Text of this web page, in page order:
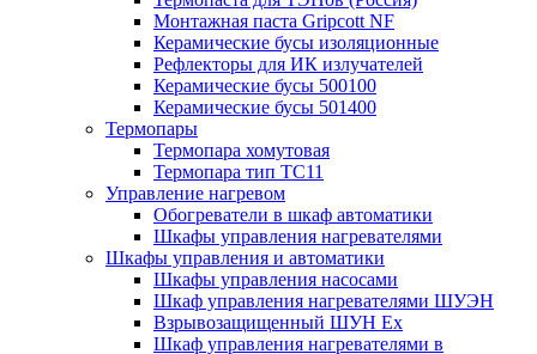
Монтажная паста Gripcott NF
Керамические бусы изоляционные
Рефлекторы для ИК излучателей
Керамические бусы 500100
Керамические бусы 501400
Термопары
Термопара хомутовая
Термопара тип TC11
Управление нагревом
Обогреватели в шкаф автоматики
Шкафы управления нагревателями
Шкафы управления и автоматики
Шкафы управления насосами
Шкаф управления нагревателями ШУЭН
Взрывозащищенный ШУН Ex
Шкаф управления нагревателями в